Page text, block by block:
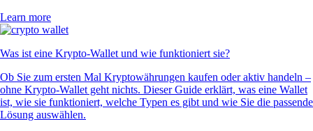
Learn more
Was ist eine Krypto-Wallet und wie funktioniert sie?
Ob Sie zum ersten Mal Kryptowährungen kaufen oder aktiv handeln –
ohne Krypto-Wallet geht nichts. Dieser Guide erklärt, was eine Wallet
ist, wie sie funktioniert, welche Typen es gibt und wie Sie die passende
Lösung auswählen.